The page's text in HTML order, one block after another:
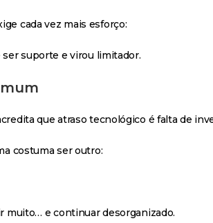
cada vez mais esforço:
suporte e virou limitador.
que atraso tecnológico é falta de
costuma ser outro:
muito… e continuar desorganizado.